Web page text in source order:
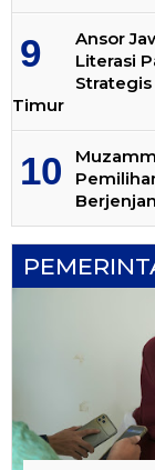
Ansor
Literasi
Timur